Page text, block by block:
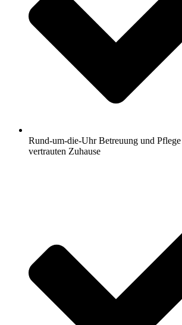
Rund-um-die-Uhr Betreuung und
vertrauten Zuhause